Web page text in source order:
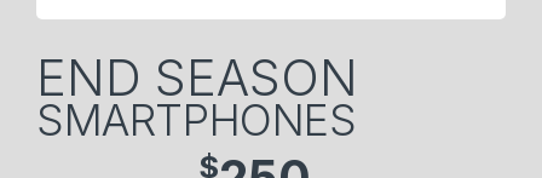
END SEASON
SMARTPHONES
$